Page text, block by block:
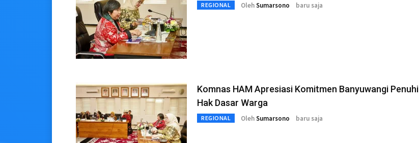
REGIONAL OlehSumarsono baru saja
Komnas HAM Apresiasi Komitmen Banyuwangi Penuhi
Hak Dasar Warga
REGIONAL OlehSumarsono baru saja